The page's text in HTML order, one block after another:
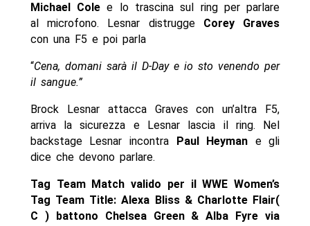
Michael Cole e lo trascina sul ring per parlare
al microfono. Lesnar distrugge Corey Graves
con una F5 e poi parla
“Cena, domani sarà il D-Day e io sto venendo per
il sangue.”
Brock Lesnar attacca Graves con un’altra F5,
arriva la sicurezza e Lesnar lascia il ring. Nel
backstage Lesnar incontra
Paul Heyman e gli
dice che devono parlare.
Tag Team Match valido per il WWE Women’s
Tag Team Title: Alexa Bliss & Charlotte Flair(
C ) battono Chelsea Green & Alba Fyre via